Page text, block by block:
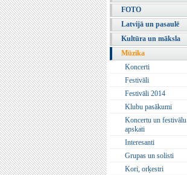
FOTO
Latvijā un pasaulē
Kultūra un māksla
Mūzika
Koncerti
Festivāli
Festivāli 2014
Klubu pasākumi
Koncertu un festivālu
apskati
Interesanti
Grupas un solisti
Kori, orķestri